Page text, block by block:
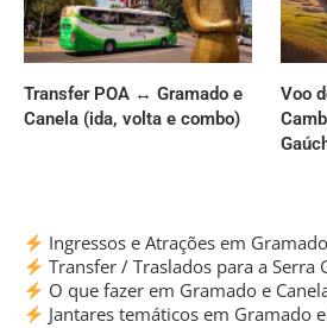
Transfer POA ↔ Gramado e
Canela (ida, volta e combo)
Voo
Ingressos e Atrações em
Transfer / Traslados para a Serra
O que fazer em Gramado e
Jantares temáticos em Gramado